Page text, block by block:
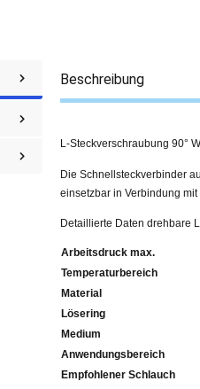
Beschreibung
L-Steckverschraubung 90°
Die Schnellsteckverbinder
einsetzbar in Verbindung
Detaillierte Daten drehbare
Arbeitsdruck max.
Temperaturbereich
Material
Lösering
Medium
Anwendungsbereich